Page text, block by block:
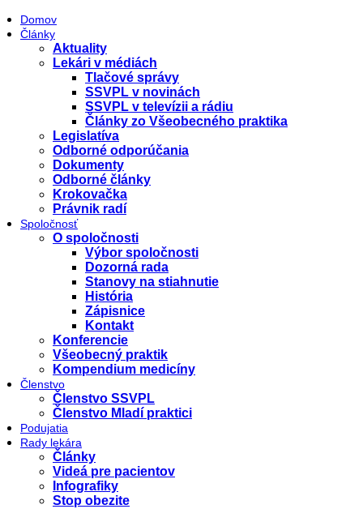
Domov
Články
Aktuality
Lekári v médiách
Tlačové správy
SSVPL v novinách
SSVPL v televízii a rádiu
Články zo Všeobecného praktika
Legislatíva
Odborné odporúčania
Dokumenty
Odborné články
Krokovačka
Právnik radí
Spoločnosť
O spoločnosti
Výbor spoločnosti
Dozorná rada
Stanovy na stiahnutie
História
Zápisnice
Kontakt
Konferencie
Všeobecný praktik
Kompendium medicíny
Členstvo
Členstvo SSVPL
Členstvo Mladí praktici
Podujatia
Rady lekára
Články
Videá pre pacientov
Infografiky
Stop obezite